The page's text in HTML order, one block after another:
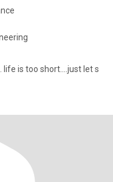
is too short....just let s